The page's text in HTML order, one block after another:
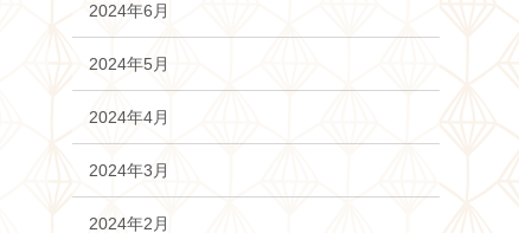
2024年6月
2024年5月
2024年4月
2024年3月
2024年2月